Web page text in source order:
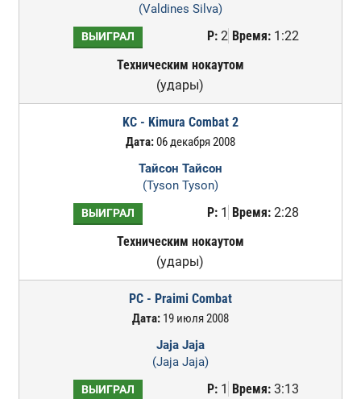
(Valdines Silva)
ВЫИГРАЛ Р:2 Время:1:22
Техническим нокаутом
(удары)
KC - Kimura Combat 2
Дата:06 декабря 2008
Тайсон Тайсон
(Tyson Tyson)
ВЫИГРАЛ Р:1 Время:2:28
Техническим нокаутом
(удары)
PC - Praimi Combat
Дата:19 июля 2008
Jaja Jaja
(Jaja Jaja)
ВЫИГРАЛ Р:1 Время:3:13